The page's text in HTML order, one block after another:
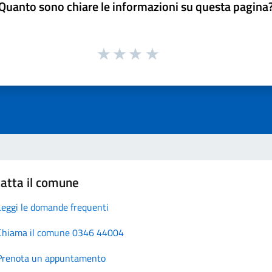
sono chiare le informazioni su questa
il comune
le domande frequenti
il comune 0346 44004
un appuntamento